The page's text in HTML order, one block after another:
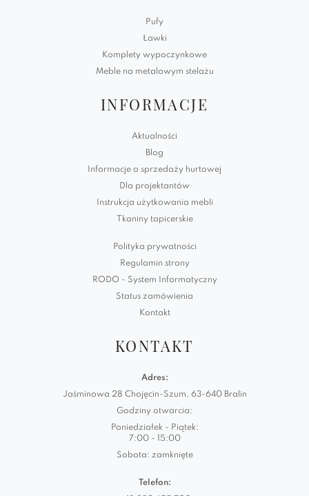
Pufy
Ławki
Komplety wypoczynkowe
Meble na metalowym stelażu
INFORMACJE
Aktualności
Blog
Informacje o sprzedaży hurtowej
Dla projektantów
Instrukcja użytkowania mebli
Tkaniny tapicerskie
Polityka prywatności
Regulamin strony
RODO - System Informatyczny
Status zamówienia
Kontakt
KONTAKT
Adres:
Jaśminowa 28 Chojęcin-Szum, 63-640 Bralin
Godziny otwarcia:
Poniedziałek - Piątek:
7:00 - 15:00
Sobota: zamknięte
Telefon: